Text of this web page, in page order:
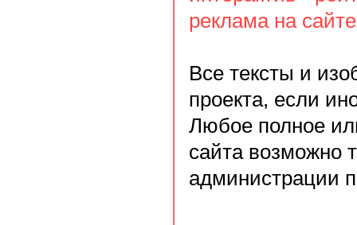
реклама на сайте
Все тексты и
проекта, если
Любое полное
сайта возможно
администрации